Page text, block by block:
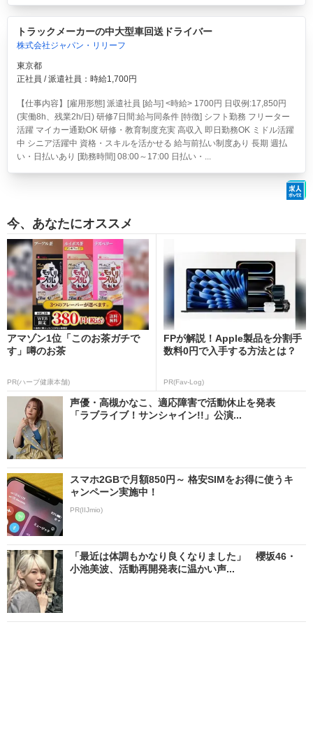
トラックメーカーの中大型車回送ドライバー
株式会社ジャパン・リリーフ
東京都
正社員 / 派遣社員：時給1,700円
【仕事内容】[雇用形態] 派遣社員 [給与] <時給> 1700円 日収例:17,850円
(実働8h、残業2h/日) 研修7日間:給与同条件 [特徴] シフト勤務 フリーター
活躍 マイカー通勤OK 研修・教育制度充実 高収入 即日勤務OK ミドル活躍
中 シニア活躍中 資格・スキルを活かせる 給与前払い制度あり 長期 週払
い・日払いあり [勤務時間] 08:00～17:00 日払い・...
今、あなたにオススメ
アマゾン1位「このお茶ガチで
す」噂のお茶
PR(ハーブ健康本舗)
FPが解説！Apple製品を分割手
数料0円で入手する方法とは？
PR(Fav-Log)
声優・高槻かなこ、適応障害で活動休止を発表
「ラブライブ！サンシャイン!!」公演...
スマホ2GBで月額850円～ 格安SIMをお得に使うキ
ャンペーン実施中！
PR(IIJmio)
「最近は体調もかなり良くなりました」 櫻坂46・
小池美波、活動再開発表に温かい声...